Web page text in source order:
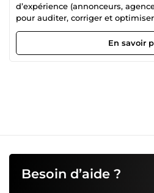
d’expérience (annonceurs,
pour auditer, corriger et
existantes ou lancer des
performants. J’accompagne
Ads (Search) • Meta Ads
En savoir
Besoin d’aide ?